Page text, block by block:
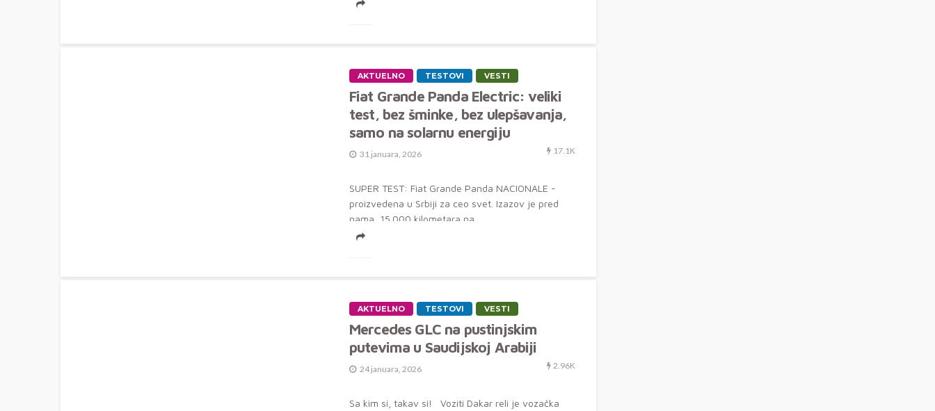
AKTUELNO TESTOVI VESTI
Fiat Grande Panda Electric: veliki
test, bez šminke, bez ulepšavanja,
samo na solarnu energiju
31 januara, 2026 17.1K
SUPER TEST: Fiat Grande Panda NACIONALE -
proizvedena u Srbiji za ceo svet. Izazov je pred
nama, 15.000 kilometara na...
AKTUELNO TESTOVI VESTI
Mercedes GLC na pustinjskim
putevima u Saudijskoj Arabiji
24 januara, 2026 2.96K
Sa kim si, takav si! Voziti Dakar reli je vozačka